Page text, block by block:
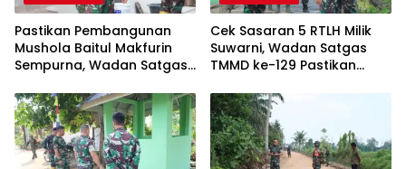
Pastikan Pembangunan
Mushola Baitul Makfurin
Sempurna, Wadan Satgas
Lokasi
Cek Sasaran 5 RTLH Milik
Suwarni, Wadan Satgas
TMMD ke-129 Pastikan